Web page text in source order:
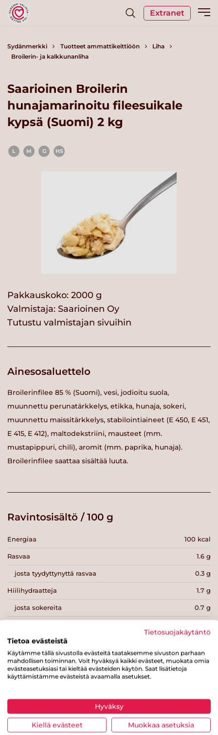
Extranet
Sydänmerkki Tuotteet ammattikeittiöön
Liha
Broilerin- ja kalkkunanliha
Saarioinen Broilerin
hunajamarinoitu fileesuikale
kypsä (Suomi) 2 kg
L M G HS
Pakkauskoko: 2000 g
Valmistaja: Saarioinen Oy
Tutustu valmistajan sivuihin
Ainesosaluettelo
Broilerinfilee 85 % (Suomi), vesi, jodioitu suola,
muunnettu perunatärkkelys, etikka, hunaja, sokeri,
muunnettu maissitärkkelys, stabilointiaineet (E 450, E 451,
E 415, E 412), maltodekstriini, mausteet (mm.
mustapippuri, chili), aromit (mm. paprika, hunaja).
Broilerinfilee saattaa sisältää luuta.
Ravintosisältö / 100 g
Energiaa 100 kcal
Rasvaa 1.6 g
josta tyydyttynyttä rasvaa 0.3 g
Hiilihydraatteja 1.7 g
josta sokereita 0.7 g
Proteiinia
Suolaa 0.8 g
Tulosta sivu Jaa tuote
Tietosuojakäytäntö
Tietoa evästeistä
Käytämme tällä sivustolla evästeitä taataksemme sivuston parhaan
mahdollisen toiminnan. Voit hyväksyä kaikki evästeet, muokata omia
evästeasetuksiasi tai kieltää evästeiden käytön. Saat lisätietoja
käyttämistämme evästeistä avaamalla asetukset.
Hyväksy
Kiellä evästeet Muokkaa asetuksia